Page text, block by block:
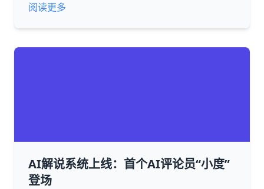
阅读更多
AI解说系统上线：首个AI评论员“小度”
登场